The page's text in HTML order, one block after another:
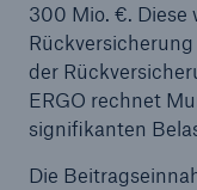
300 Mio. €. Diese
der
ERGO rechnet
signifikanten
Die